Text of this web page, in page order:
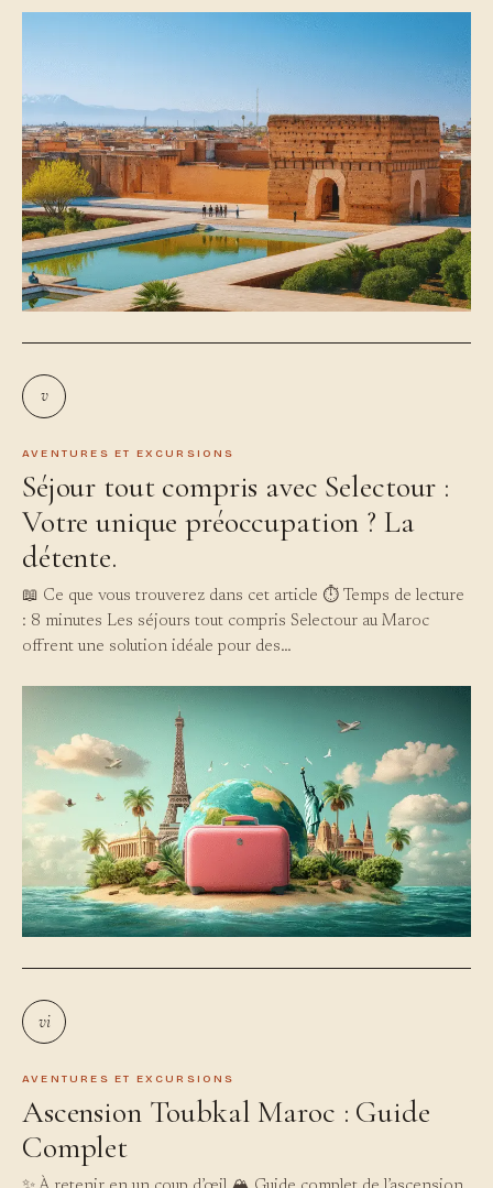
v
AVENTURES ET EXCURSIONS
Séjour tout compris avec Selectour :
Votre unique préoccupation ? La
détente.
📖 Ce que vous trouverez dans cet article ⏱️ Temps de lecture
: 8 minutes Les séjours tout compris Selectour au Maroc
offrent une solution idéale pour des…
vi
AVENTURES ET EXCURSIONS
Ascension Toubkal Maroc : Guide
Complet